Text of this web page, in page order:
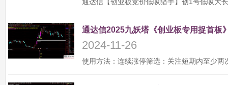
通达信2025九妖塔《创业板专用捉首板
2024-11-26